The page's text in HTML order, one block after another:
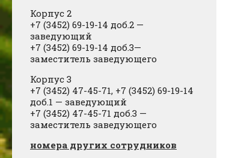
Корпус 2
+7 (3452) 69-19-14 доб.2 —
заведующий
+7 (3452) 69-19-14 доб.3—
заместитель заведующего
Корпус 3
+7 (3452) 47-45-71, +7 (3452) 69-19-14
доб.1 — заведующий
+7 (3452) 47-45-71 доб.3 —
заместитель заведующего
​номера других сотрудников